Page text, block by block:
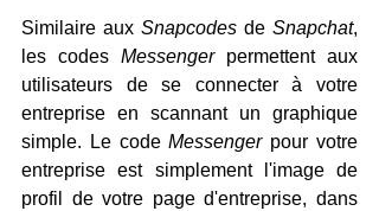
Similaire aux Snapcodes de Snapchat,
les codes Messenger permettent aux
utilisateurs de se connecter à votre
entreprise en scannant un graphique
simple. Le code Messenger pour votre
entreprise est simplement l'image de
profil de votre page d'entreprise, dans